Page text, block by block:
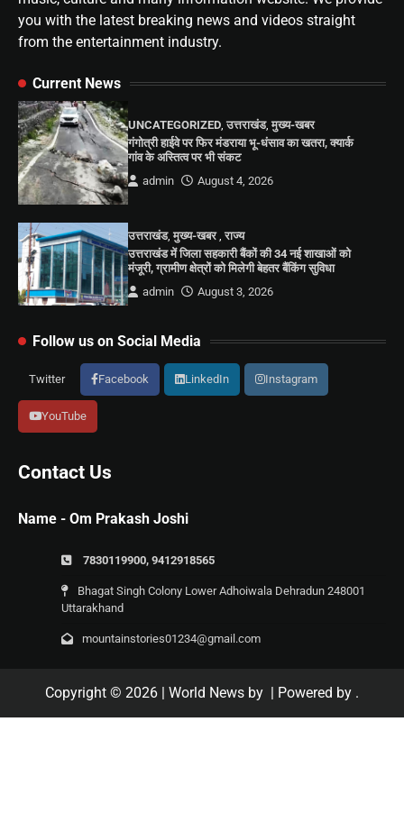
you with the latest breaking news and videos straight
from the entertainment industry.
Current News
UNCATEGORIZED ,उत्तराखंड,मुख्य-खबर
गंगोत्री हाईवे पर फिर मंडराया भू-धंसाव का खतरा, क्यार्क
गांव के अस्तित्व पर भी संकट
admin
August 4, 2026
उत्तराखंड,मुख्य-खबर,राज्य
उत्तराखंड में जिला सहकारी बैंकों की 34 नई शाखाओं को
मंजूरी, ग्रामीण क्षेत्रों को मिलेगी बेहतर बैंकिंग सुविधा
admin
August 3, 2026
Follow us on Social Media
Twitter Facebook LinkedIn Instagram
YouTube
Contact Us
Name - Om Prakash Joshi
7830119900, 9412918565
Bhagat Singh Colony Lower Adhoiwala Dehradun 248001
Uttarakhand
mountainstories01234@gmail.com
Copyright © 2026 | World News by | Powered by .